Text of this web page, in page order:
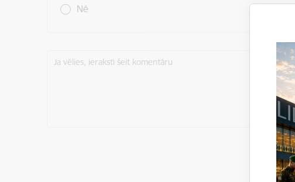
Nē
Ja vēlies, ieraksti šeit komentāru